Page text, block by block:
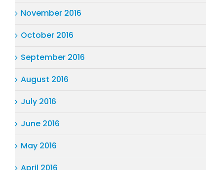
November 2016
October 2016
September 2016
August 2016
July 2016
June 2016
May 2016
April 2016